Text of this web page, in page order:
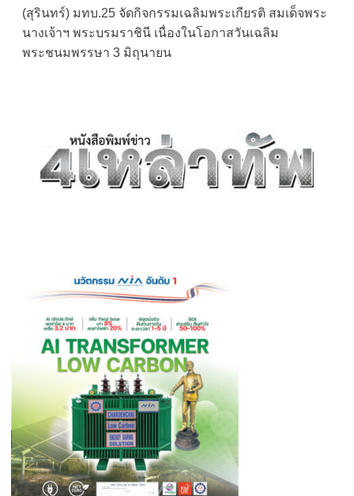
navigation
(สุรินทร์) มทบ.25 จัดกิจกรรมเฉลิมพระเกียรติ สมเด็จพระ
นางเจ้าฯ พระบรมราชินี เนื่องในโอกาสวันเฉลิม
พระชนมพรรษา 3 มิถุนายน